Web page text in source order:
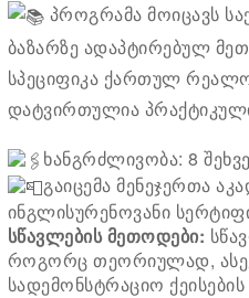
პროგრამა მოიცავს
ბაზარზე ადაპტირებულ
სპეციფიკა ქართულ
დატვირთულია
ხანგრძლივობა: 8
გაიცემა მენეჯერთა
ინგლისურენოვანი
სწავლების მეთოდები:
როგორც თეორიულად,
სადემონსტრაციო